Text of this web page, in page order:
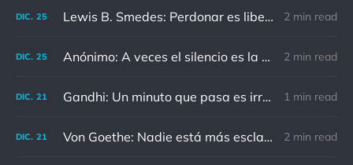
DIC. 25 Lewis B. Smedes: Perdonar es liberar a un prisionero y descubrir que el prisionero eras tú 2 min read
DIC. 25 Anónimo: A veces el silencio es la mejor respuesta 2 min read
DIC. 21 Gandhi: Un minuto que pasa es irrecuperable. Conociendo esto, ¿cómo podemos malgastar tantas horas? 1 min read
DIC. 21 Von Goethe: Nadie está más esclavizado que aquellos que falsamente creen que son libres. 2 min read